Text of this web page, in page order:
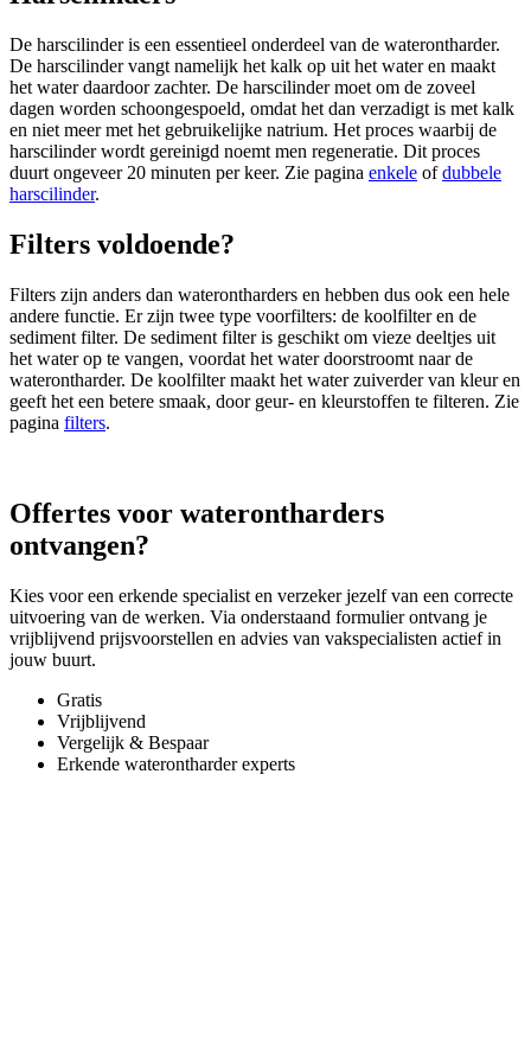
De harscilinder is een essentieel onderdeel van de waterontharder.
De harscilinder vangt namelijk het kalk op uit het water en maakt
het water daardoor zachter. De harscilinder moet om de zoveel
dagen worden schoongespoeld, omdat het dan verzadigt is met kalk
en niet meer met het gebruikelijke natrium. Het proces waarbij de
harscilinder wordt gereinigd noemt men regeneratie. Dit proces
duurt ongeveer 20 minuten per keer. Zie pagina enkele ofdubbele
harscilinder.
Filters voldoende?
Filters zijn anders dan waterontharders en hebben dus ook een hele
andere functie. Er zijn twee type voorfilters: de koolfilter en de
sediment filter. De sediment filter is geschikt om vieze deeltjes uit
het water op te vangen, voordat het water doorstroomt naar de
waterontharder. De koolfilter maakt het water zuiverder van kleur en
geeft het een betere smaak, door geur- en kleurstoffen te filteren. Zie
pagina filters.
Offertes voor waterontharders
ontvangen?
Kies voor een erkende specialist en verzeker jezelf van een correcte
uitvoering van de werken. Via onderstaand formulier ontvang je
vrijblijvend prijsvoorstellen en advies van vakspecialisten actief in
jouw buurt.
Gratis
Vrijblijvend
Vergelijk & Bespaar
Erkende waterontharder experts